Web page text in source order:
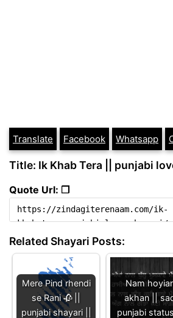
Translate Facebook Whatsapp
Title: Ik Khab Tera || punjabi
Quote Url: ❐
Related Shayari Posts:
Mere Pind rhendi
se Rani 🥀 ||
punjabi shayari ||
Nam
akhan ||
punjabi status